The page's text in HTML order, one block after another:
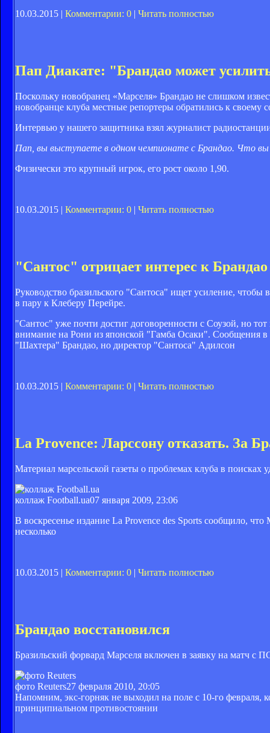
10.03.2015 | Комментарии: 0 Читать полностью
Пап Диакате: "Брандао может
Поскольку новобранец «Марселя» Брандао не слишком
новобранце клуба местные репортеры обратились к
Интервью у нашего защитника взял журналист
Пап, вы выступаете в одном чемпионате с Брандао. Что
Физически это крупный игрок, его рост около 1,90.
10.03.2015 | Комментарии: 0 | Читать полностью
"Сантос" отрицает интерес к Брандао
Руководство бразильского "Сантоса" ищет усиление,
в пару к Клеберу Перейре.
"Сантос" уже почти достиг договоренности с Соузой, но
внимание на Рони из японской "Гамба Осаки". Сообщения в
"Шахтера" Брандао, но директор "Сантоса" Адилсон
10.03.2015 | Комментарии: 0 | Читать полностью
La Provence: Ларссону отказать. За
Материал марсельской газеты о проблемах клуба в поисках
коллаж Football.ua07 января 2009, 23:06
В воскресенье издание La Provence des Sports сообщило,
несколько
10.03.2015 | Комментарии: 0 | Читать полностью
Брандао восстановился
Бразильский форвард Марселя включен в заявку на матч с
фото Reuters27 февраля 2010, 20:05
Напомним, экс-горняк не выходил на поле с 10-го
принципиальном противостоянии